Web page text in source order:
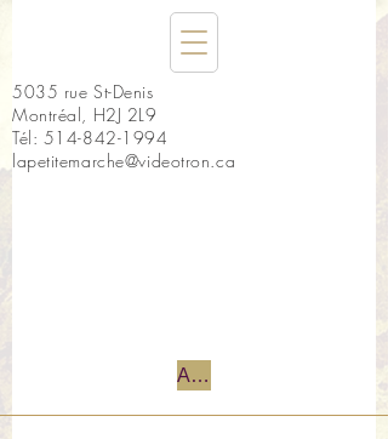
5035 rue St-Denis
Montréal, H2J 2L9
Tél: 514-842-1994
lapetitemarche@videotron.ca
Accueil